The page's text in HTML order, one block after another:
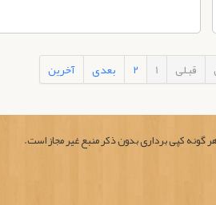
قبلی 1
2 بعدی آخرین
گونه کپی برداری بدون ذکر منبع غیر مجاز است.